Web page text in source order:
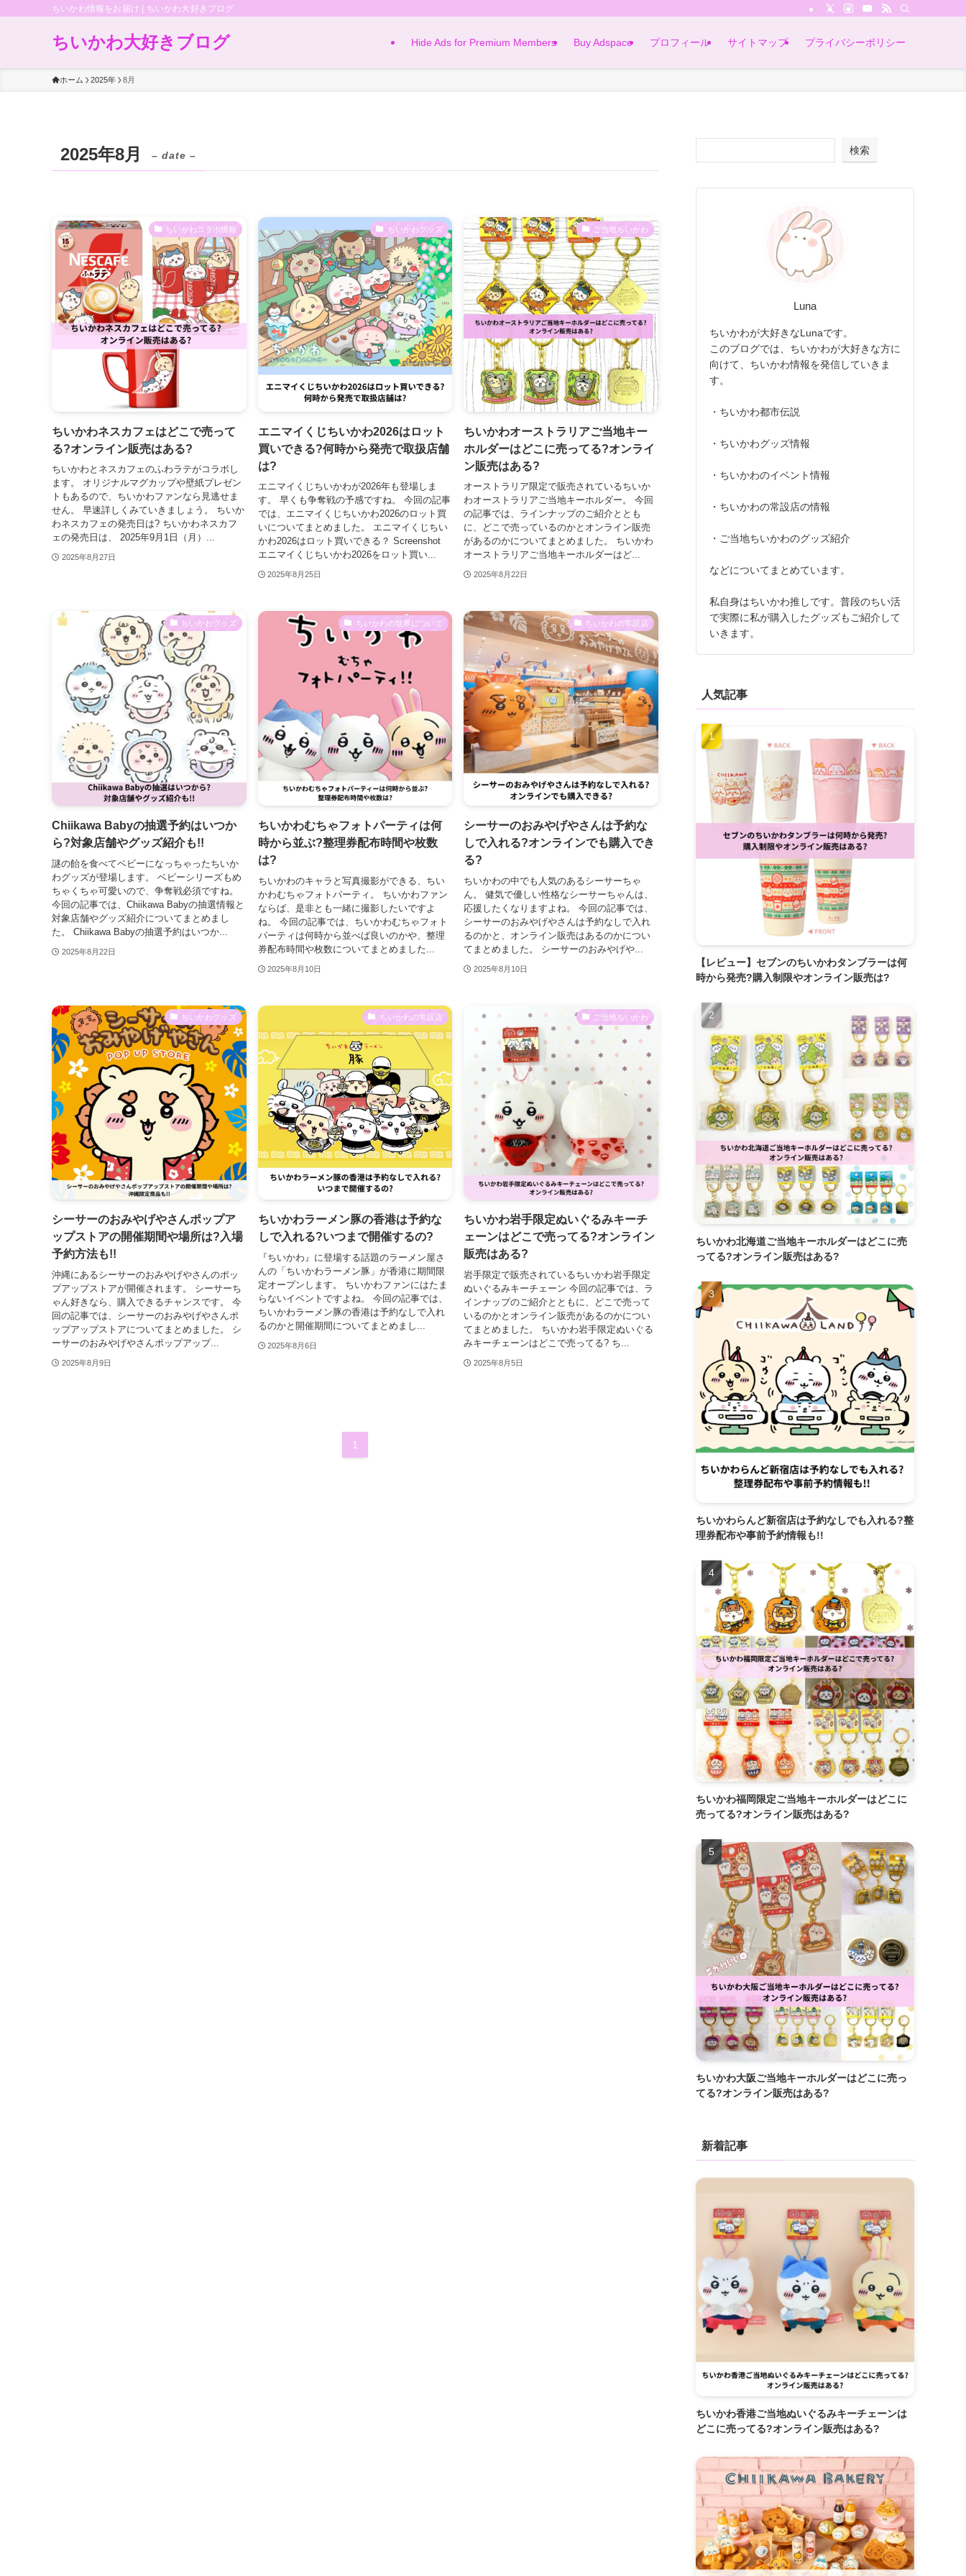
ちいかわ情報をお届け | ちいかわ大好きブログ
ちいかわ大好きブログ Hide Ads for Premium Members Buy Adspace プロフィール サイトマップ プライバシーポリシー
ホーム 2025年 8月
2025年8月 – date –
ちいかわコラボ情報
ちいかわネスカフェはどこで売って
る?オンライン販売はある?
ちいかわとネスカフェのふわラテがコラボし
ます。 オリジナルマグカップや壁紙プレゼン
トもあるので、ちいかわファンなら見逃せま
せん。 早速詳しくみていきましょう。 ちいか
わネスカフェの発売日は? ちいかわネスカフ
ェの発売日は、 2025年9月1日（月）...
2025年8月27日
ちいかわグッズ
エニマイくじちいかわ2026はロット
買いできる?何時から発売で取扱店舗
は?
エニマイくじちいかわが2026年も登場しま
す。 早くも争奪戦の予感ですね。 今回の記事
では、エニマイくじちいかわ2026のロット買
いについてまとめました。 エニマイくじちい
かわ2026はロット買いできる？ Screenshot
エニマイくじちいかわ2026をロット買い...
2025年8月25日
ご当地ちいかわ
ちいかわオーストラリアご当地キー
ホルダーはどこに売ってる?オンライ
ン販売はある?
オーストラリア限定で販売されているちいか
わオーストラリアご当地キーホルダー。 今回
の記事では、ラインナップのご紹介ととも
に、どこで売っているのかとオンライン販売
があるのかについてまとめました。 ちいかわ
オーストラリアご当地キーホルダーはど...
2025年8月22日
ちいかわグッズ
Chiikawa Babyの抽選予約はいつか
ら?対象店舗やグッズ紹介も!!
謎の飴を食べてベビーになっちゃったちいか
わグッズが登場します。 ベビーシリーズもめ
ちゃくちゃ可愛いので、争奪戦必須ですね。
今回の記事では、Chiikawa Babyの抽選情報と
対象店舗やグッズ紹介についてまとめまし
た。 Chiikawa Babyの抽選予約はいつか...
2025年8月22日
ちいかわの世界について
ちいかわむちゃフォトパーティは何
時から並ぶ?整理券配布時間や枚数
は?
ちいかわのキャラと写真撮影ができる、ちい
かわむちゃフォトパーティ。 ちいかわファン
ならば、是非とも一緒に撮影したいですよ
ね。 今回の記事では、ちいかわむちゃフォト
パーティは何時から並べば良いのかや、整理
券配布時間や枚数についてまとめました...
2025年8月10日
ちいかわの常設店
シーサーのおみやげやさんは予約な
しで入れる?オンラインでも購入でき
る?
ちいかわの中でも人気のあるシーサーちゃ
ん。 健気で優しい性格なシーサーちゃんは、
応援したくなりますよね。 今回の記事では、
シーサーのおみやげやさんは予約なしで入れ
るのかと、オンライン販売はあるのかについ
てまとめました。 シーサーのおみやげや...
2025年8月10日
ちいかわグッズ
シーサーのおみやげやさんポップア
ップストアの開催期間や場所は?入場
予約方法も!!
沖縄にあるシーサーのおみやげやさんのポッ
プアップストアが開催されます。 シーサーち
ゃん好きなら、購入できるチャンスです。 今
回の記事では、シーサーのおみやげやさんポ
ップアップストアについてまとめました。 シ
ーサーのおみやげやさんポップアップ...
2025年8月9日
ちいかわの常設店
ちいかわラーメン豚の香港は予約な
しで入れる?いつまで開催するの?
『ちいかわ』に登場する話題のラーメン屋さ
んの「ちいかわラーメン豚」が香港に期間限
定オープンします。 ちいかわファンにはたま
らないイベントですよね。 今回の記事では、
ちいかわラーメン豚の香港は予約なしで入れ
るのかと開催期間についてまとめまし...
2025年8月6日
ご当地ちいかわ
ちいかわ岩手限定ぬいぐるみキーチ
ェーンはどこで売ってる?オンライン
販売はある?
岩手限定で販売されているちいかわ岩手限定
ぬいぐるみキーチェーン 今回の記事では、ラ
インナップのご紹介とともに、どこで売って
いるのかとオンライン販売があるのかについ
てまとめました。 ちいかわ岩手限定ぬいぐる
みキーチェーンはどこで売ってる? ち...
2025年8月5日
1
検索
Luna
ちいかわが大好きなLunaです。
このブログでは、ちいかわが大好きな方に
向けて、ちいかわ情報を発信していきま
す。
・ちいかわ都市伝説
・ちいかわグッズ情報
・ちいかわのイベント情報
・ちいかわの常設店の情報
・ご当地ちいかわのグッズ紹介
などについてまとめています。
私自身はちいかわ推しです。普段のちい活
で実際に私が購入したグッズもご紹介して
いきます。
人気記事
【レビュー】セブンのちいかわタンブラーは何
時から発売?購入制限やオンライン販売は?
ちいかわ北海道ご当地キーホルダーはどこに売
ってる?オンライン販売はある?
ちいかわらんど新宿店は予約なしでも入れる?整
理券配布や事前予約情報も!!
ちいかわ福岡限定ご当地キーホルダーはどこに
売ってる?オンライン販売はある?
ちいかわ大阪ご当地キーホルダーはどこに売っ
てる?オンライン販売はある?
新着記事
ちいかわ香港ご当地ぬいぐるみキーチェーンは
どこに売ってる?オンライン販売はある?